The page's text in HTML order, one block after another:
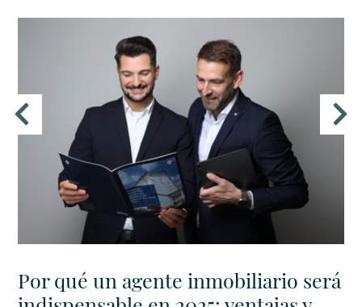
Por qué un agente inmobiliario será